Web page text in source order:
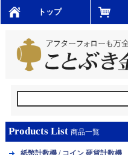
トップ
Products List 商品一覧
紙幣計数機 / コイン 硬貨計数機